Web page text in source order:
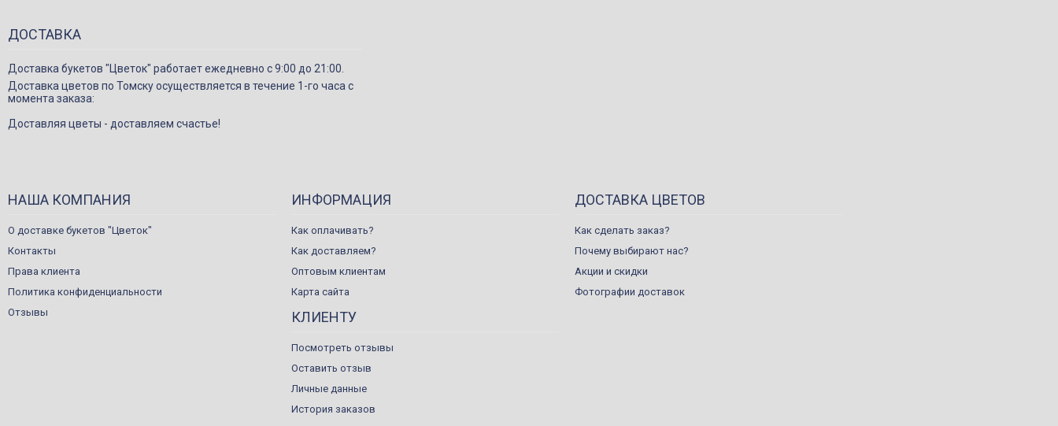
ДОСТАВКА
Доставка букетов "Цветок" работает ежедневно с 9:00 до 21:00.
Доставка цветов по Томску осуществляется в течение 1-го часа с
момента заказа:
Доставляя цветы - доставляем счастье!
НАША КОМПАНИЯ
О доставке букетов "Цветок"
Контакты
Права клиента
Политика конфиденциальности
Отзывы
ИНФОРМАЦИЯ
Как оплачивать?
Как доставляем?
Оптовым клиентам
Карта сайта
ДОСТАВКА ЦВЕТОВ
Как сделать заказ?
Почему выбирают нас?
Акции и скидки
Фотографии доставок
КЛИЕНТУ
Посмотреть отзывы
Оставить отзыв
Личные данные
История заказов